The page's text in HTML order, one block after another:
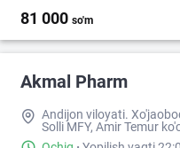
81 000 so'm
Akmal Pharm
Andijon viloyati.
Solli MFY, Amir Temur